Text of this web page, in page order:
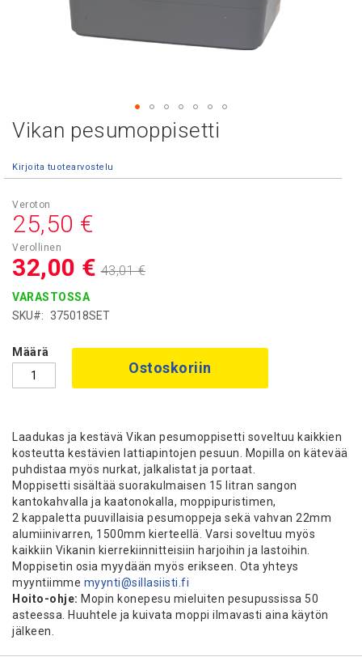
Vikan pesumoppisetti
Kirjoita tuotearvostelu
Asiakashinta
32,00 €
25,50 €
43,01 €
VARASTOSSA
SKU
375018SET
Määrä
Ostoskoriin
Laadukas ja kestävä Vikan pesumoppisetti soveltuu kaikkien
kosteutta kestävien lattiapintojen pesuun. Mopilla on kätevää
puhdistaa myös nurkat, jalkalistat ja portaat.
Moppisetti sisältää suorakulmaisen 15 litran sangon
kantokahvalla ja kaatonokalla, moppipuristimen,
2 kappaletta puuvillaisia pesumoppeja sekä vahvan 22mm
alumiinivarren, 1500mm kierteellä. Varsi soveltuu myös
kaikkiin Vikanin kierrekiinnitteisiin harjoihin ja lastoihin.
Moppisetin osia myydään myös erikseen. Ota yhteys
myyntiimme myynti@sillasiisti.fi
Hoito-ohje: Mopin konepesu mieluiten pesupussissa 50
asteessa. Huuhtele ja kuivata moppi ilmavasti aina käytön
jälkeen.
Skip
beginning
the
images
gallery